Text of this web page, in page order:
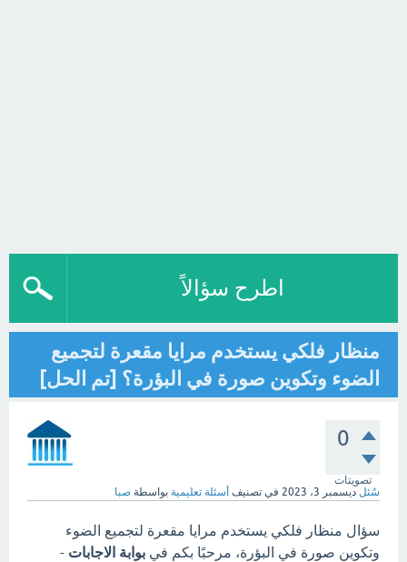
اطرح سؤالاً
منظار فلكي يستخدم مرايا مقعرة لتجميع
الضوء وتكوين صورة في البؤرة؟ [تم الحل]
0
تصويتات
سُئل ديسمبر 3، 2023 في تصنيف أسئلة تعليمية بواسطة صبا
سؤال منظار فلكي يستخدم مرايا مقعرة لتجميع الضوء
وتكوين صورة في البؤرة، مرحبًا بكم في بوابة الاجابات -